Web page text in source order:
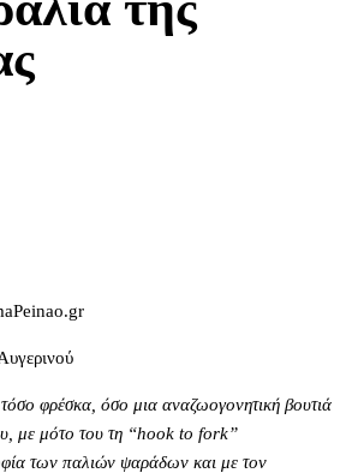
φρέσκα, όσο μια αναζωογονητική βουτιά
με μότο του τη “hook to fork”
των παλιών ψαράδων και με τον